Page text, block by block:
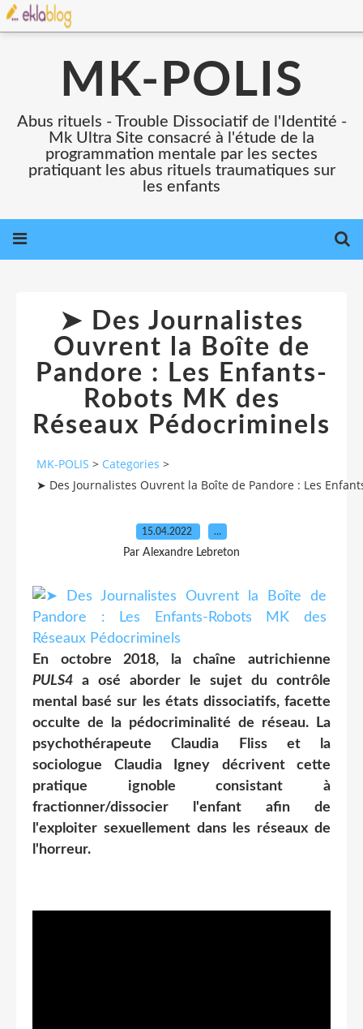
MK-POLIS
Abus rituels - Trouble Dissociatif de l'Identité -
Mk Ultra Site consacré à l'étude de la
programmation mentale par les sectes
pratiquant les abus rituels traumatiques sur
les enfants
➤ Des Journalistes
Ouvrent la Boîte de
Pandore : Les Enfants-
Robots MK des
Réseaux Pédocriminels
MK-POLIS > Categories >
➤ Des Journalistes Ouvrent la Boîte de Pandore : Les
15.04.2022 …
Par Alexandre Lebreton
En octobre 2018, la chaîne autrichienne
PULS4 a osé aborder le sujet du contrôle
mental basé sur les états dissociatifs, facette
occulte de la pédocriminalité de réseau. La
psychothérapeute Claudia Fliss et la
sociologue Claudia Igney décrivent cette
pratique ignoble consistant à
fractionner/dissocier l'enfant afin de
l'exploiter sexuellement dans les réseaux de
l'horreur.